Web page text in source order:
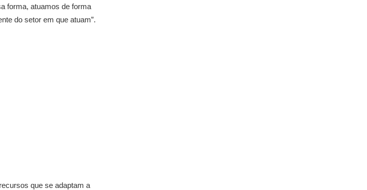
forma, atuamos de forma
do setor em que atuam”.
que se adaptam a